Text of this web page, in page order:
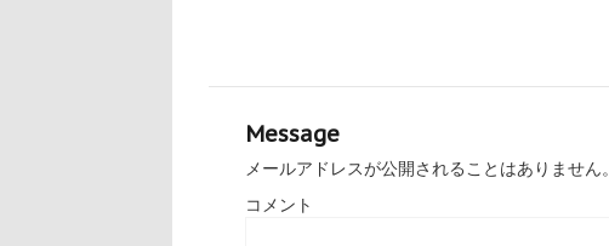
Message
メールアドレスが公開されることはありません。
コメント